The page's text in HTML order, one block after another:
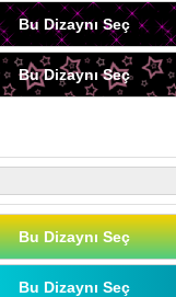
Bu Dizaynı Seç
Bu Dizaynı Seç
Bu Dizaynı Seç
Bu Dizaynı Seç